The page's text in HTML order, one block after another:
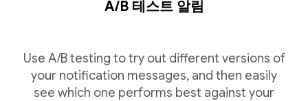
A/B 테스트 알림
Use A/B testing to try out different versions of
your notification messages, and then easily
see which one performs best against your